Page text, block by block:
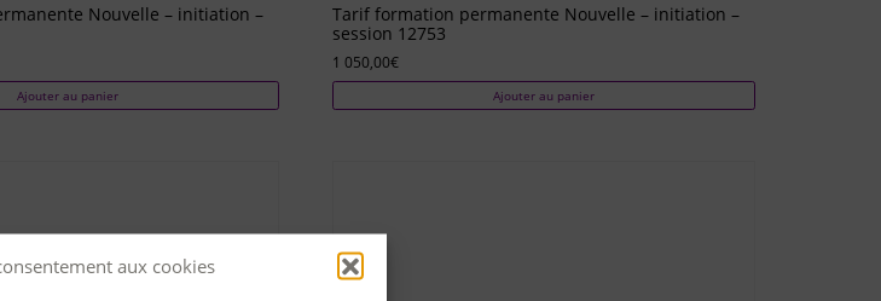
aux cookies
Nouvelle – initiation –
Ajouter au panier
Tarif formation permanente Nouvelle – initiation –
session 12753
1 050,00€
Ajouter au panier